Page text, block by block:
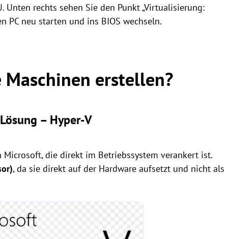
Unten rechts sehen Sie den Punkt „Virtualisierung:
PC neu starten und ins BIOS wechseln.
erstellen?
– Hyper-V
die direkt im Betriebssystem verankert ist.
, da sie direkt auf der Hardware aufsetzt und nicht als